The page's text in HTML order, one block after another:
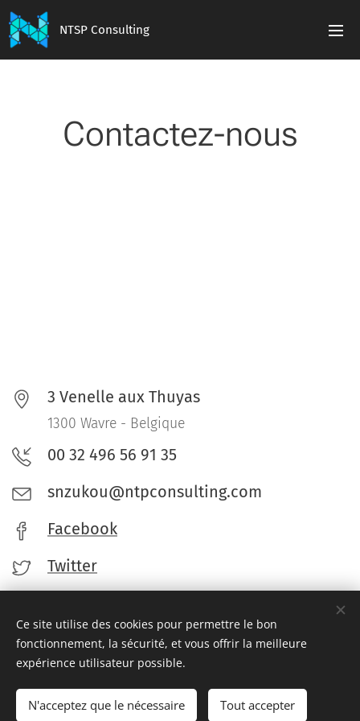
NTSP Consulting
Contactez-nous
3 Venelle aux Thuyas
1300 Wavre - Belgique
00 32 496 56 91 35
snzukou@ntpconsulting.com
Facebook
Twitter
Cookies
Ce site utilise des cookies pour permettre le bon
fonctionnement, la sécurité, et vous offrir la meilleure
expérience utilisateur possible.
N'acceptez que le nécessaire Tout accepter